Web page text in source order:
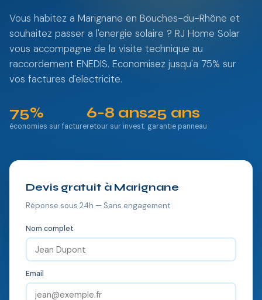
Vous habitez a Marignane en Bouches-du-Rhône et
souhaitez passer a l'energie solaire ? RJ Home Solar
vous accompagne de la visite technique au
raccordement ENEDIS. Economisez jusqu'a 75% sur
vos factures d'electricite.
75%
économies sur facture
6-8 ans
retour sur invest.
25 ans
garantie panneau
Devis gratuit à Marignane
Réponse sous 24h — Sans engagement
Nom complet
Email